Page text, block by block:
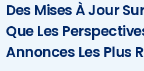
Des Mises À Jour
Que Les
Annonces Les Plus